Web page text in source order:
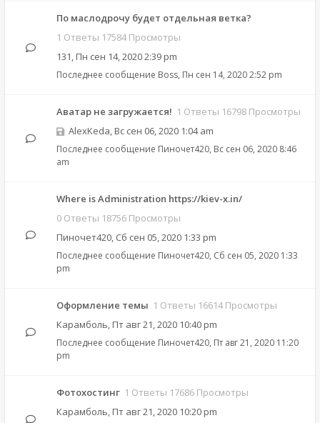
По маслодрочу будет отдельная ветка?
1 Ответы 17584 Просмотры
131, Пн сен 14, 2020 2:39 pm
Последнее сообщение Boss, Пн сен 14, 2020 2:52 pm
Аватар не загружается! 1 Ответы 16798 Просмотры
AlexKeda, Вс сен 06, 2020 1:04 am
Последнее сообщение Пиночет420, Вс сен 06, 2020 8:46
am
Where is Administration https://kiev-x.in/
0 Ответы 18756 Просмотры
Пиночет420, Сб сен 05, 2020 1:33 pm
Последнее сообщение Пиночет420, Сб сен 05, 2020 1:33
pm
Оформление темы 1 Ответы 16614 Просмотры
Карамболь, Пт авг 21, 2020 10:40 pm
Последнее сообщение Пиночет420, Пт авг 21, 2020 11:20
pm
Фотохостинг 1 Ответы 17686 Просмотры
Карамболь, Пт авг 21, 2020 10:20 pm